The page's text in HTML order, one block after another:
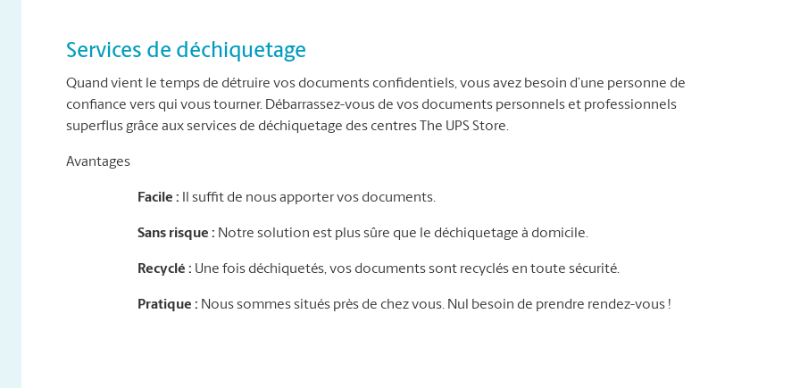
Services de déchiquetage
Quand vient le temps de détruire vos documents confidentiels, vous avez besoin d’une personne de
confiance vers qui vous tourner. Débarrassez-vous de vos documents personnels et professionnels
superflus grâce aux services de déchiquetage des centres The UPS Store.
Avantages
Facile : Il suffit de nous apporter vos documents.
Sans risque : Notre solution est plus sûre que le déchiquetage à domicile.
Recyclé : Une fois déchiquetés, vos documents sont recyclés en toute sécurité.
Pratique : Nous sommes situés près de chez vous. Nul besoin de prendre rendez-vous !